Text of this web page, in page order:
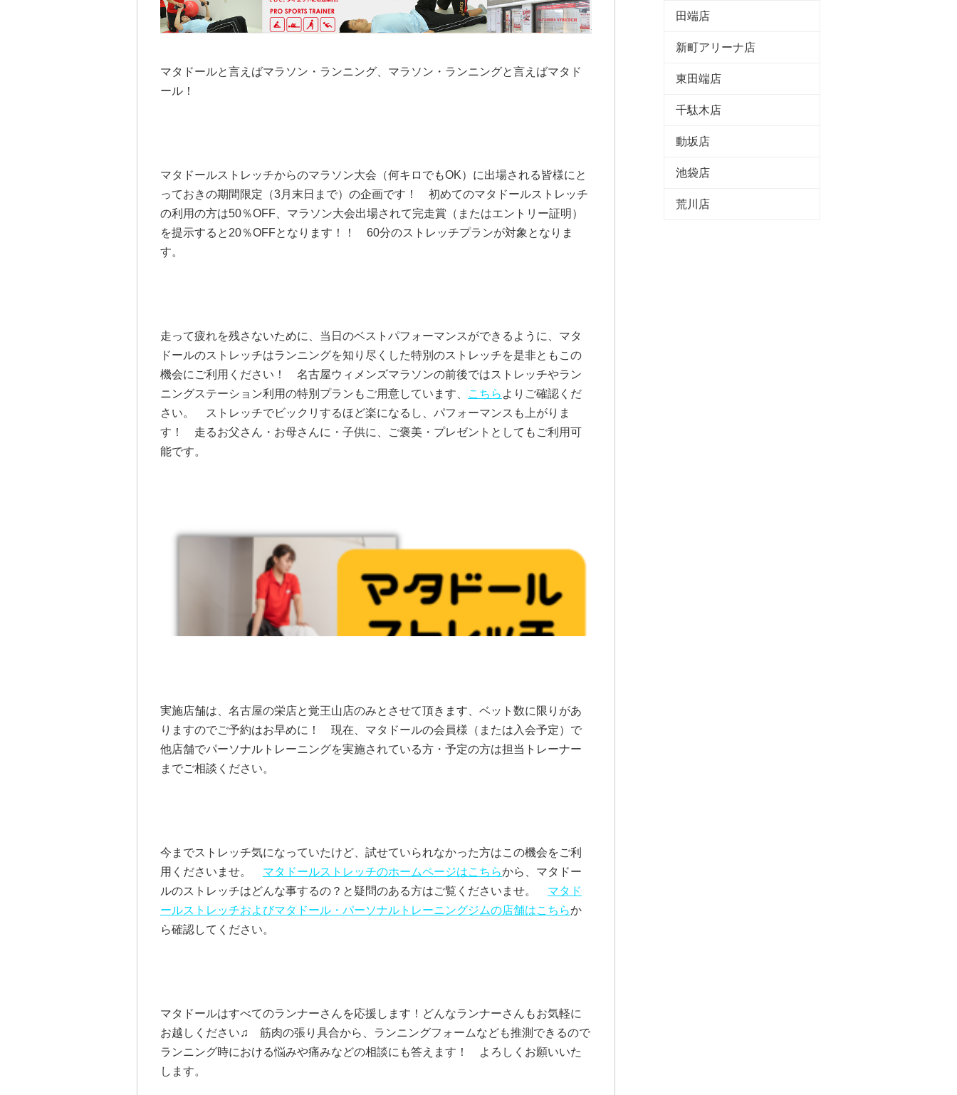
マタドールと言えばマラソン・ランニング、マラソン・ランニングと言えばマタド
ール！
マタドールストレッチからのマラソン大会（何キロでもOK）に出場される皆様にと
っておきの期間限定（3月末日まで）の企画です！ 初めてのマタドールストレッチ
の利用の方は50％OFF、マラソン大会出場されて完走賞（またはエントリー証明）
を提示すると20％OFFとなります！！ 60分のストレッチプランが対象となりま
す。
走って疲れを残さないために、当日のベストパフォーマンスができるように、マタ
ドールのストレッチはランニングを知り尽くした特別のストレッチを是非ともこの
機会にご利用ください！ 名古屋ウィメンズマラソンの前後ではストレッチやラン
ニングステーション利用の特別プランもご用意しています、
こちら よりご確認くだ
さい。 ストレッチでビックリするほど楽になるし、パフォーマンスも上がりま
す！ 走るお父さん・お母さんに・子供に、ご褒美・プレゼントとしてもご利用可
能です。
実施店舗は、名古屋の栄店と覚王山店のみとさせて頂きます、ベット数に限りがあ
りますのでご予約はお早めに！ 現在、マタドールの会員様（または入会予定）で
他店舗でパーソナルトレーニングを実施されている方・予定の方は担当トレーナー
までご相談ください。
今までストレッチ気になっていたけど、試せていられなかった方はこの機会をご利
用くださいませ。 マタドールストレッチのホームページはこちらから、マタドー
ルのストレッチはどんな事するの？と疑問のある方はご覧くださいませ。 マタド
ールストレッチおよびマタドール・パーソナルトレーニングジムの店舗はこちらか
ら確認してください。
マタドールはすべてのランナーさんを応援します！どんなランナーさんもお気軽に
お越しください♫ 筋肉の張り具合から、ランニングフォームなども推測できるので
ランニング時における悩みや痛みなどの相談にも答えます！ よろしくお願いいた
します。
田端店
新町アリーナ店
東田端店
千駄木店
動坂店
池袋店
荒川店